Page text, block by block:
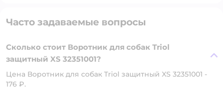
Часто задаваемые вопросы
Сколько стоит Воротник для собак Triol
защитный XS 32351001?
Цена Воротник для собак Triol защитный XS 32351001 -
176 ₽.